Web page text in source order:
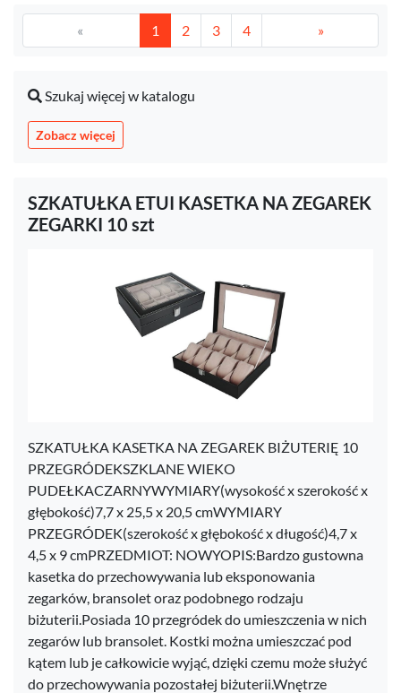
« 1 2 3 4 »
Szukaj więcej w katalogu
Zobacz więcej
SZKATUŁKA ETUI KASETKA NA ZEGAREK
ZEGARKI 10 szt
SZKATUŁKA KASETKA NA ZEGAREK BIŻUTERIĘ 10
PRZEGRÓDEKSZKLANE WIEKO
PUDEŁKACZARNYWYMIARY(wysokość x szerokość x
głębokość)7,7 x 25,5 x 20,5 cmWYMIARY
PRZEGRÓDEK(szerokość x głębokość x długość)4,7 x
4,5 x 9 cmPRZEDMIOT: NOWYOPIS:Bardzo gustowna
kasetka do przechowywania lub eksponowania
zegarków, bransolet oraz podobnego rodzaju
biżuterii.Posiada 10 przegródek do umieszczenia w nich
zegarów lub bransolet. Kostki można umieszczać pod
kątem lub je całkowicie wyjąć, dzięki czemu może służyć
do przechowywania pozostałej biżuterii.Wnętrze